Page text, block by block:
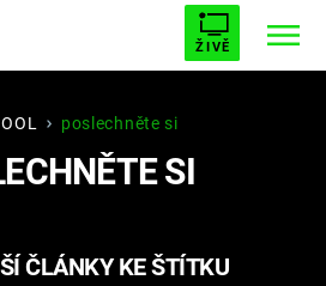
ŽIVĚ
BUFFY, PŘEMOŽITELKA UPÍRŮ
AVENGERS 5
poslechněte si
SI
ČLÁNKY KE ŠTÍTKU